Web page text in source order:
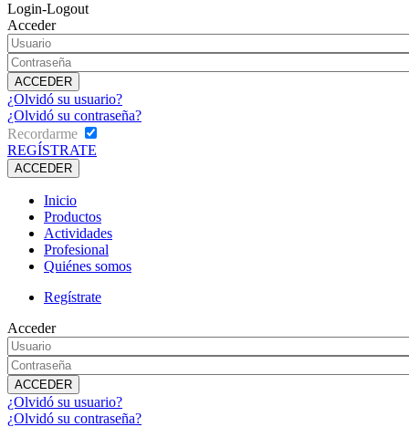
Login-Logout
Acceder
¿Olvidó su usuario?
¿Olvidó su contraseña?
Recordarme
REGÍSTRATE
Inicio
Productos
Actividades
Profesional
Quiénes somos
Regístrate
Acceder
¿Olvidó su usuario?
¿Olvidó su contraseña?